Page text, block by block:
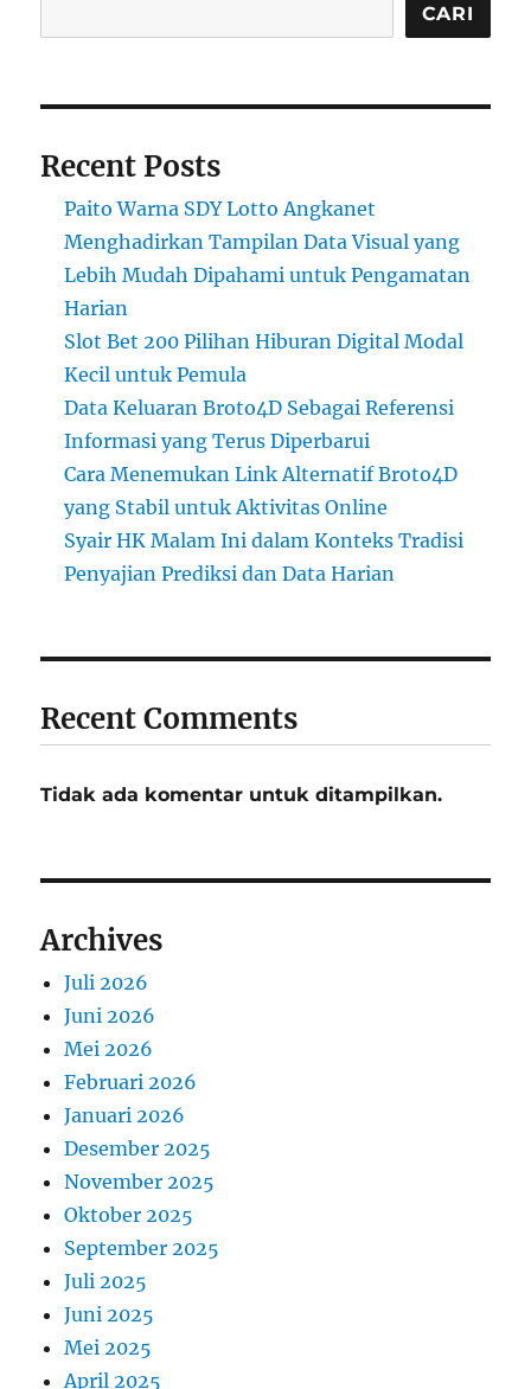
CARI
Recent Posts
Paito Warna SDY Lotto Angkanet
Menghadirkan Tampilan Data Visual yang
Lebih Mudah Dipahami untuk Pengamatan
Harian
Slot Bet 200 Pilihan Hiburan Digital Modal
Kecil untuk Pemula
Data Keluaran Broto4D Sebagai Referensi
Informasi yang Terus Diperbarui
Cara Menemukan Link Alternatif Broto4D
yang Stabil untuk Aktivitas Online
Syair HK Malam Ini dalam Konteks Tradisi
Penyajian Prediksi dan Data Harian
Recent Comments
Tidak ada komentar untuk ditampilkan.
Archives
Juli 2026
Juni 2026
Mei 2026
Februari 2026
Januari 2026
Desember 2025
November 2025
Oktober 2025
September 2025
Juli 2025
Juni 2025
Mei 2025
April 2025